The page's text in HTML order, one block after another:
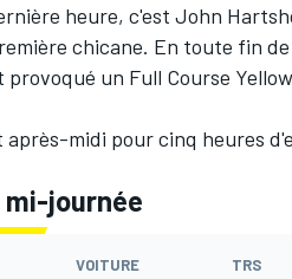
heure, c'est John
chicane. En toute fin de
un Full Course
midi pour cinq heures
mi-journée
VOITURE TRS